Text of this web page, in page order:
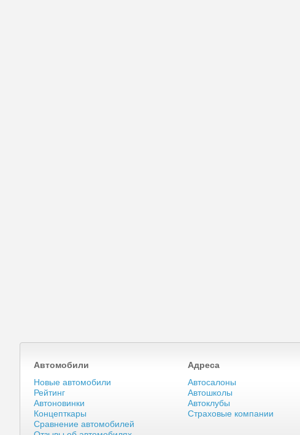
Автомобили Адреса
Новые автомобили
Рейтинг
Автоновинки
Концепткары
Сравнение автомобилей
Автосалоны
Автошколы
Автоклубы
Страховые компании